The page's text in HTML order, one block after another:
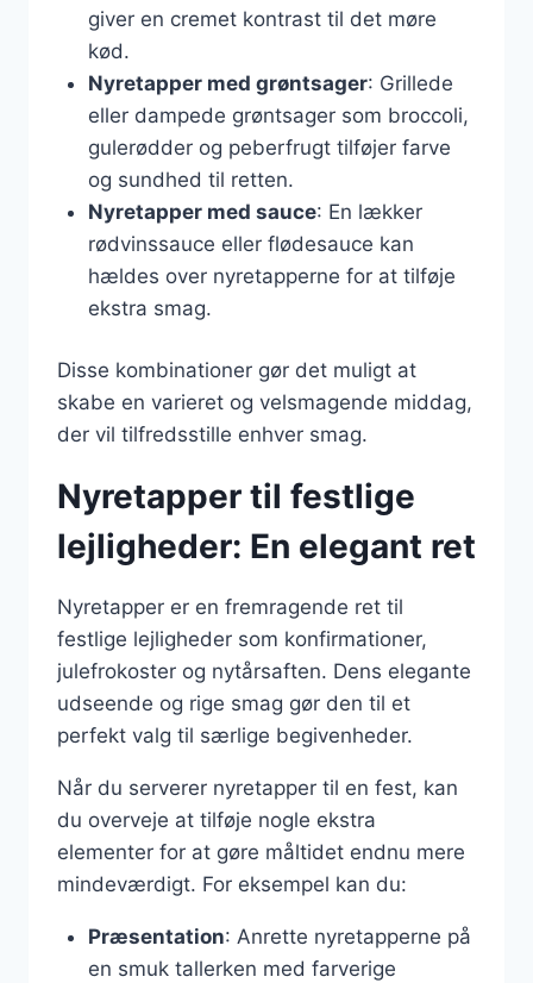
giver en cremet kontrast til det møre
kød.
Nyretapper med grøntsager: Grillede
eller dampede grøntsager som broccoli,
gulerødder og peberfrugt tilføjer farve
og sundhed til retten.
Nyretapper med sauce: En lækker
rødvinssauce eller flødesauce kan
hældes over nyretapperne for at tilføje
ekstra smag.
Disse kombinationer gør det muligt at
skabe en varieret og velsmagende middag,
der vil tilfredsstille enhver smag.
Nyretapper til festlige
lejligheder: En elegant ret
Nyretapper er en fremragende ret til
festlige lejligheder som konfirmationer,
julefrokoster og nytårsaften. Dens elegante
udseende og rige smag gør den til et
perfekt valg til særlige begivenheder.
Når du serverer nyretapper til en fest, kan
du overveje at tilføje nogle ekstra
elementer for at gøre måltidet endnu mere
mindeværdigt. For eksempel kan du:
Præsentation: Anrette nyretapperne på
en smuk tallerken med farverige